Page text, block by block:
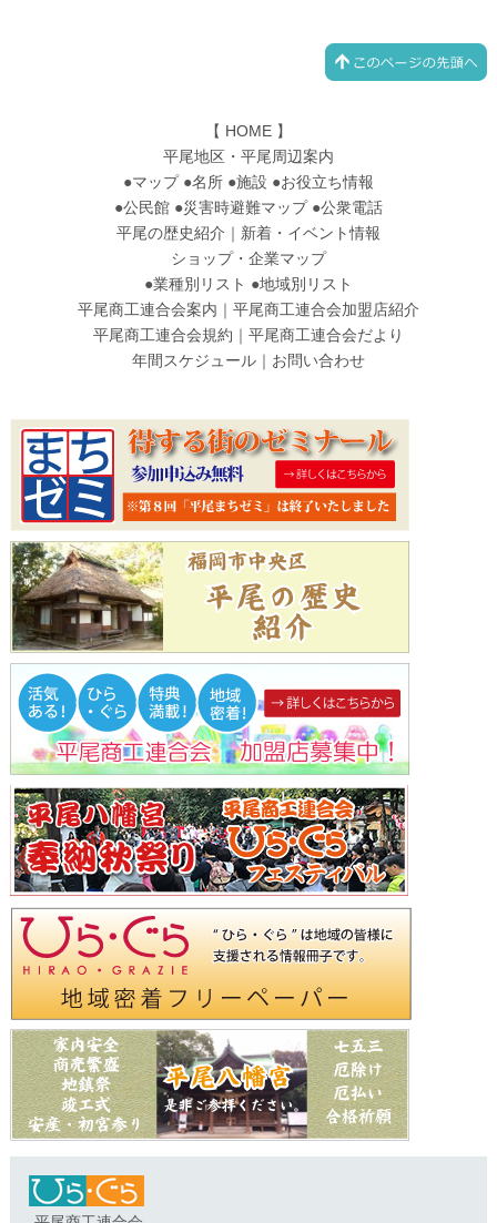
【 HOME】
平尾地区・平尾周辺案内
●マップ●名所●施設 ●お役立ち情報
●公民館●災害時避難マップ●公衆電話
平尾の歴史紹介
新着・イベント情報
ショップ・企業マップ
●業種別リスト ●地域別リスト
平尾商工連合会案内
平尾商工連合会加盟店紹介
平尾商工連合会規約
平尾商工連合会だより
年間スケジュール｜ お問い合わせ